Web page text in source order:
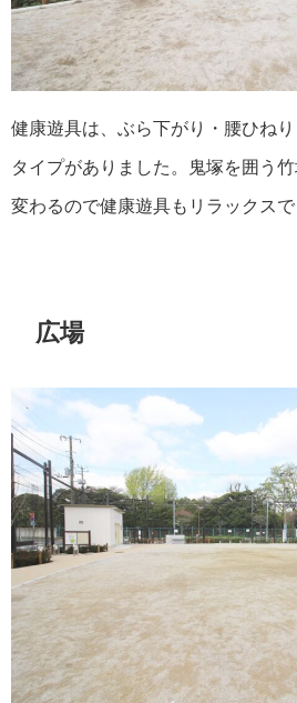
健康遊具は、ぶら下がり・腰ひね
タイプがありました。鬼塚を囲う
変わるので健康遊具もリラックスで
広場